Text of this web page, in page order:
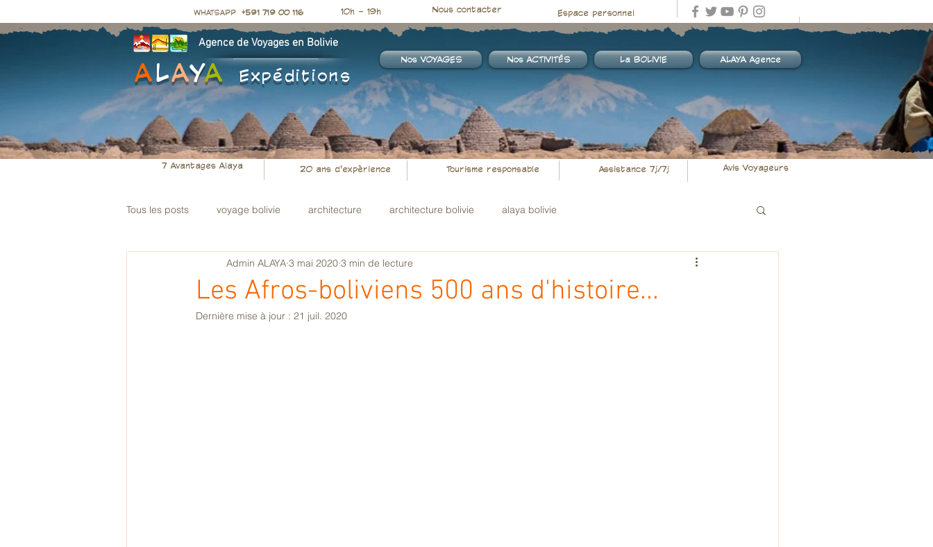
WHATSAPP +591 719 00 116 10h - 19h Nous contacter Espace personnel
Agence de Voyages en Bolivie​
ALAYA Expéditions
Nos VOYAGES Nos ACTIVITÉS La BOLIVIE ALAYA Agence
7 Avantages Alaya 20 ans d'expèrience Tourisme responsable Assistance 7j/7j Avis Voyageurs
Tous les posts voyage bolivie architecture architecture bolivie alaya bolivie
Les Afros-boliviens 500 ans d'histoire...
Admin ALAYA 3 mai 2020 3 min de lecture
Dernière mise à jour : 21 juil. 2020